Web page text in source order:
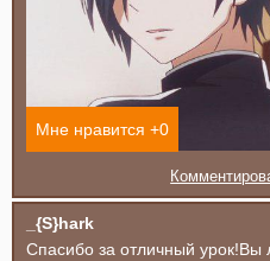
Мне нравится +0
_{S}hark
Спасибо за отличный урок!Вы